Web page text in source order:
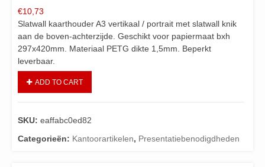
€10,73
Slatwall kaarthouder A3 vertikaal / portrait met slatwall knik
aan de boven-achterzijde. Geschikt voor papiermaat bxh
297x420mm. Materiaal PETG dikte 1,5mm. Beperkt
leverbaar.
ADD TO CART
SKU: eaffabc0ed82
Categorieën: Kantoorartikelen, Presentatiebenodigdheden